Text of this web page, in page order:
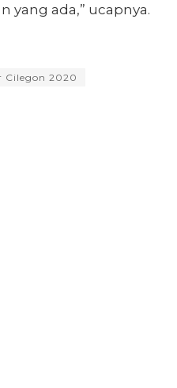
yang ada,” ucapnya.
Cilegon 2020